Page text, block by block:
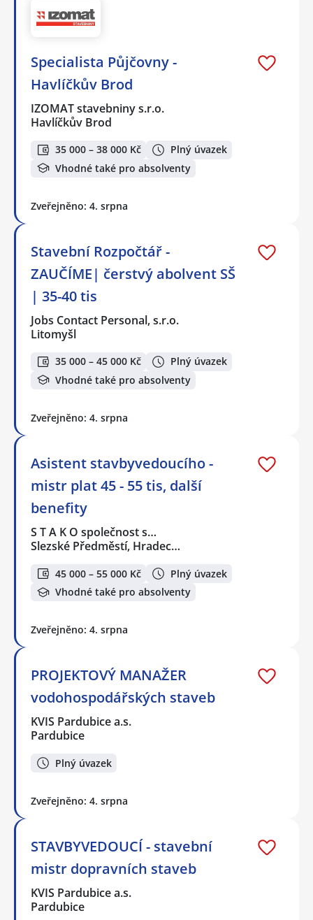
Specialista Půjčovny -
Havlíčkův Brod
IZOMAT stavebniny s.r.o.
Havlíčkův Brod
35 000 – 38 000 Kč
Plný úvazek
Vhodné také pro absolventy
Zveřejněno: 4. srpna
Stavební Rozpočtář -
ZAUČÍME| čerstvý abolvent SŠ
| 35-40 tis
Jobs Contact Personal, s.r.o.
Litomyšl
35 000 – 45 000 Kč
Plný úvazek
Vhodné také pro absolventy
Zveřejněno: 4. srpna
Asistent stavbyvedoucího -
mistr plat 45 - 55 tis, další
benefity
S T A K O společnost s…
Slezské Předměstí, Hradec…
45 000 – 55 000 Kč
Plný úvazek
Vhodné také pro absolventy
Zveřejněno: 4. srpna
PROJEKTOVÝ MANAŽER
vodohospodářských staveb
KVIS Pardubice a.s.
Pardubice
Plný úvazek
Zveřejněno: 4. srpna
STAVBYVEDOUCÍ - stavební
mistr dopravních staveb
KVIS Pardubice a.s.
Pardubice